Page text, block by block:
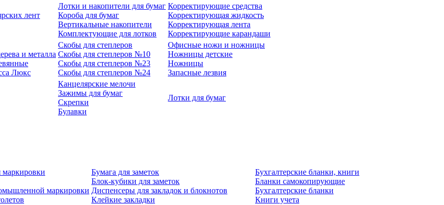
лент
Лотки и накопители для бумаг
Короба для бумаг
Вертикальные накопители
Комплектующие для лотков
Корректирующие средства
Корректирующая жидкость
Корректирующая лента
Корректирующие карандаши
и металла
Люкс
Скобы для степлеров
Скобы для степлеров №10
Скобы для степлеров №23
Скобы для степлеров №24
Офисные ножи и ножницы
Ножницы детские
Ножницы
Запасные лезвия
Канцелярские мелочи
Зажимы для бумаг
Скрепки
Булавки
Лотки для бумаг
маркировки
маркировки
Бумага для заметок
Блок-кубики для заметок
Диспенсеры для закладок и блокнотов
Клейкие закладки
Бухгалтерские бланки, книги
Бланки самокопирующие
Бухгалтерские бланки
Книги учета